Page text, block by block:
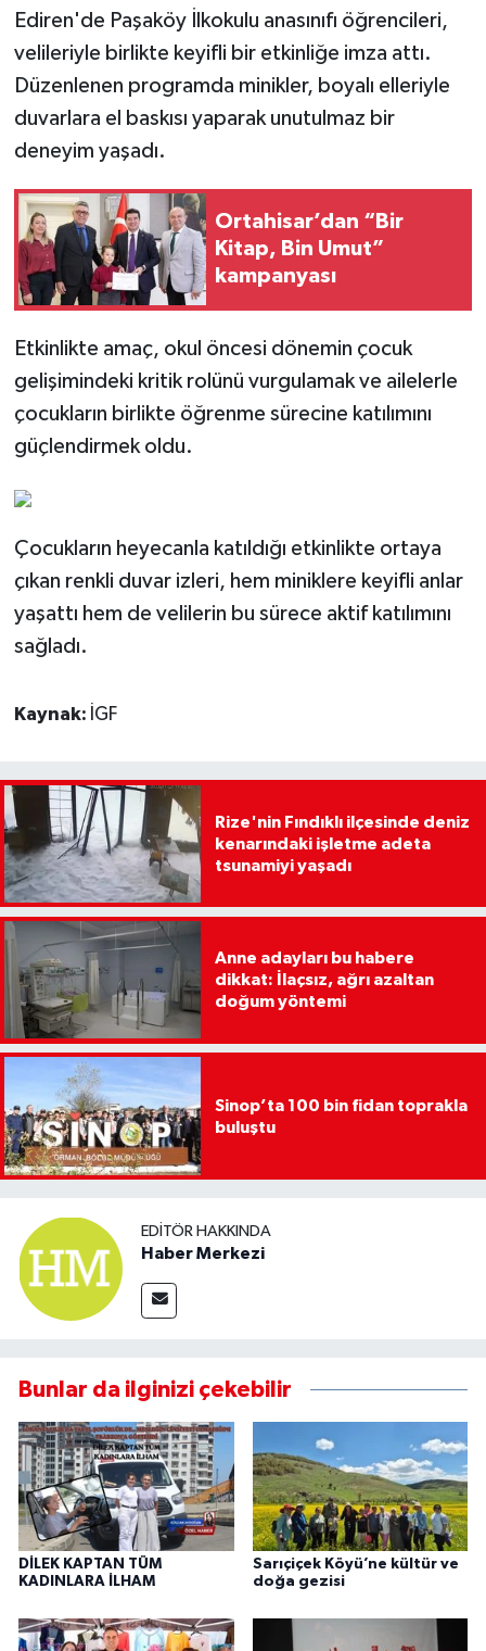
Ediren'de Paşaköy İlkokulu anasınıfı öğrencileri,
velileriyle birlikte keyifli bir etkinliğe imza attı.
Düzenlenen programda minikler, boyalı elleriyle
duvarlara el baskısı yaparak unutulmaz bir
deneyim yaşadı.
Ortahisar’dan “Bir
Kitap, Bin Umut”
kampanyası
Etkinlikte amaç, okul öncesi dönemin çocuk
gelişimindeki kritik rolünü vurgulamak ve ailelerle
çocukların birlikte öğrenme sürecine katılımını
güçlendirmek oldu.
Çocukların heyecanla katıldığı etkinlikte ortaya
çıkan renkli duvar izleri, hem miniklere keyifli anlar
yaşattı hem de velilerin bu sürece aktif katılımını
sağladı.
Kaynak: İGF
Rize'nin Fındıklı ilçesinde deniz
kenarındaki işletme adeta
tsunamiyi yaşadı
Anne adayları bu habere
dikkat: İlaçsız, ağrı azaltan
doğum yöntemi
Sinop’ta 100 bin fidan toprakla
buluştu
EDITÖR HAKKINDA
Haber Merkezi
Bunlar da ilginizi çekebilir
DİLEK KAPTAN TÜM
KADINLARA İLHAM
Sarıçiçek Köyü’ne kültür ve
doğa gezisi